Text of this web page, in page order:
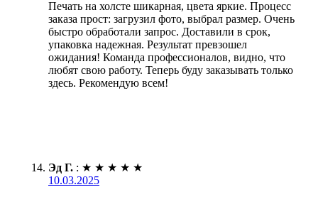
Печать на холсте шикарная, цвета яркие. Процесс
заказа прост: загрузил фото, выбрал размер. Очень
быстро обработали запрос. Доставили в срок,
упаковка надежная. Результат превзошел
ожидания! Команда профессионалов, видно, что
любят свою работу. Теперь буду заказывать только
здесь. Рекомендую всем!
Эд Г. : ★ ★ ★ ★ ★
10.03.2025